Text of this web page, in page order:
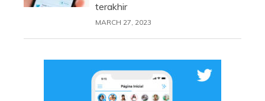
terakhir
MARCH 27, 2023